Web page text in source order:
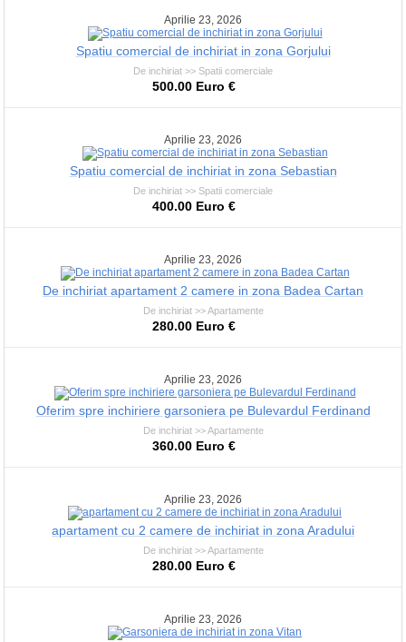
Aprilie 23, 2026
Spatiu comercial de inchiriat in zona Gorjului
De inchiriat >> Spatii comerciale
500.00 Euro €
Aprilie 23, 2026
Spatiu comercial de inchiriat in zona Sebastian
De inchiriat >> Spatii comerciale
400.00 Euro €
Aprilie 23, 2026
De inchiriat apartament 2 camere in zona Badea Cartan
De inchiriat >> Apartamente
280.00 Euro €
Aprilie 23, 2026
Oferim spre inchiriere garsoniera pe Bulevardul Ferdinand
De inchiriat >> Apartamente
360.00 Euro €
Aprilie 23, 2026
apartament cu 2 camere de inchiriat in zona Aradului
De inchiriat >> Apartamente
280.00 Euro €
Aprilie 23, 2026